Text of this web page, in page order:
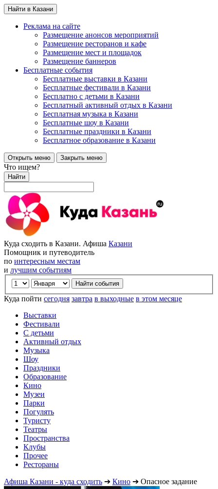
Найти в Казани
Реклама на сайте
Размещение анонсов мероприятий
Размещение ресторанов и кафе
Размещение мест и площадок
Размещение баннеров
Бесплатные события
Бесплатные выставки в Казани
Бесплатные фестивали в Казани
Бесплатно с детьми в Казани
Бесплатный активный отдых в Казани
Бесплатная музыка в Казани
Бесплатные шоу в Казани
Бесплатные праздники в Казани
Бесплатное образование в Казани
Открыть меню Закрыть меню
Что ищем?
Найти
Куда сходить в Казани. Афиша Казани
Помощник и путеводитель
по интересным местам
и лучшим событиям
Куда пойти сегодня завтра в выходные в этом месяце
Выставки
Фестивали
С детьми
Активный отдых
Музыка
Шоу
Праздники
Образование
Кино
Музеи
Парки
Погулять
Туристу
Театры
Пространства
Клубы
Прочее
Рестораны
Афиша Казани - куда сходить ➔ Кино ➔ Опасное задание